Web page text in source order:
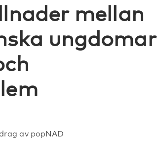
mellan
ungdomar
av popNAD